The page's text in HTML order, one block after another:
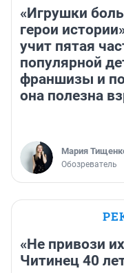
«Игрушки
герои
учит пятая
популярной
франшизы и
она полезна
Мария
Обозреватель
«Не привози
Читинец 40